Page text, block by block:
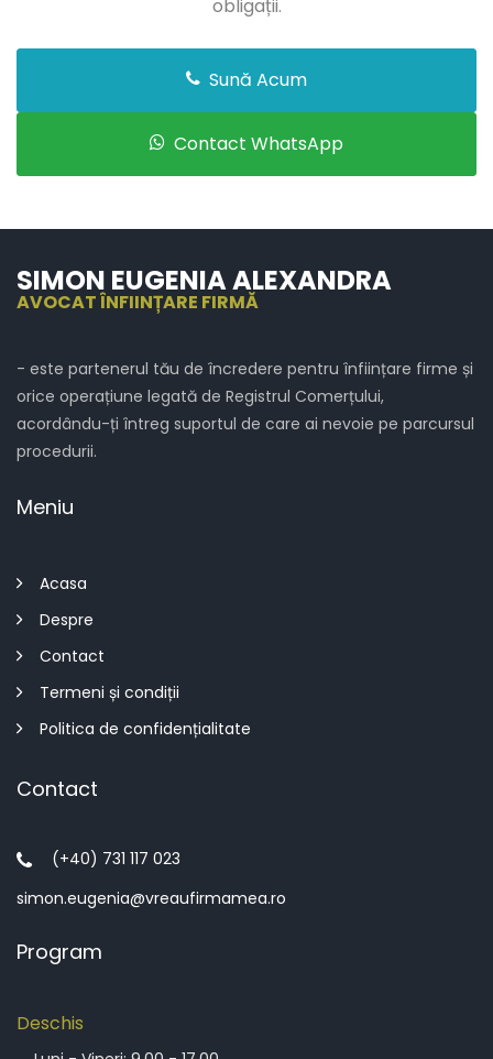
obligații.
Sună Acum
Contact WhatsApp
SIMON EUGENIA ALEXANDRA
AVOCAT ÎNFIINȚARE FIRMĂ
- este partenerul tău de încredere pentru înființare firme și
orice operațiune legată de Registrul Comerțului,
acordându-ți întreg suportul de care ai nevoie pe parcursul
procedurii.
Meniu
Acasa
Despre
Contact
Termeni și condiții
Politica de confidențialitate
Contact
(+40) 731 117 023
simon.eugenia@vreaufirmamea.ro
Program
Deschis